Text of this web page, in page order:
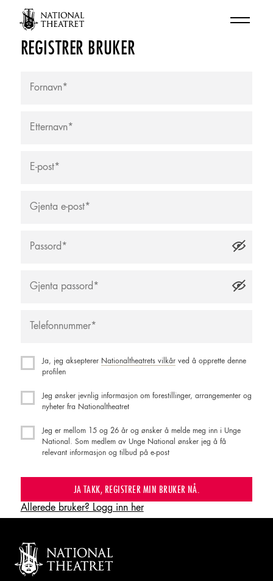
REGISTRER BRUKER
Ja, jeg aksepterer Nationaltheatrets vilkårved å opprette denne
profilen
Jeg ønsker jevnlig informasjon om forestillinger, arrangementer og
nyheter fra Nationaltheatret
Jeg er mellom 15 og 26 år og ønsker å melde meg inn i Unge
National. Som medlem av Unge National ønsker jeg å få
relevant informasjon og tilbud på e-post
JA TAKK, REGISTRER MIN BRUKER NÅ.
Allerede bruker? Logg inn her